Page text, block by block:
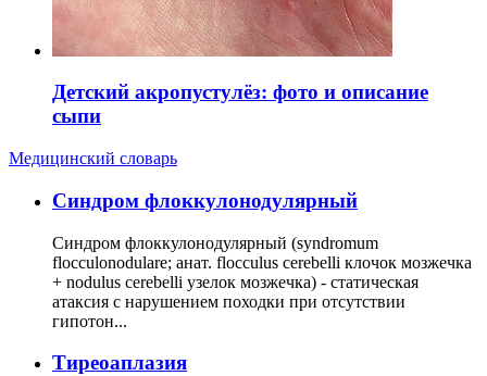
Детский акропустулёз: фото и описание
сыпи
Медицинский словарь
Cиндром флоккулонодулярный
Синдром флоккулонодулярный (syndromum
flocculonodulare; анат. flocculus cerebelli клочок мозжечка
+ nodulus cerebelli узелок мозжечка) - статическая
атаксия с нарушением походки при отсутствии
гипотон...
Тиреоаплазия